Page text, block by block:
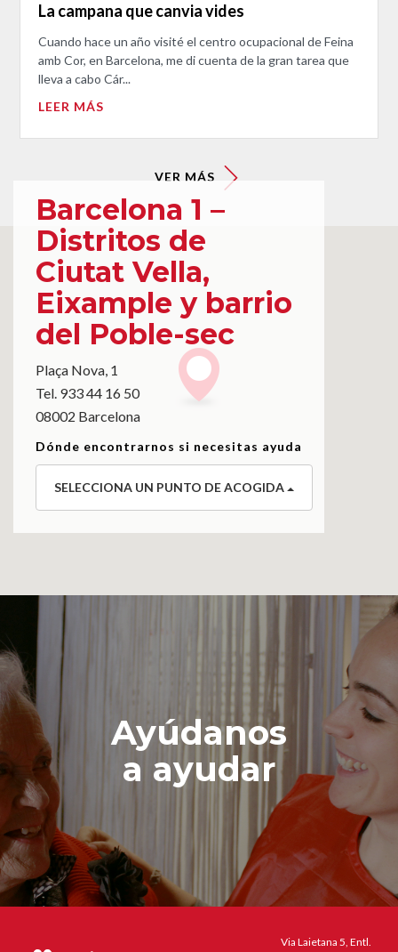
La campana que canvia vides
Cuando hace un año visité el centro ocupacional de Feina
amb Cor, en Barcelona, me di cuenta de la gran tarea que
lleva a cabo Cár...
LEER MÁS
VER MÁS
Barcelona 1 –
Distritos de
Ciutat Vella,
Eixample y barrio
del Poble-sec
Plaça Nova, 1
Tel. 933 44 16 50
08002 Barcelona
Dónde encontrarnos si necesitas ayuda
SELECCIONA UN PUNTO DE ACOGIDA
Ayúdanos
a ayudar
Via Laietana 5, Entl.